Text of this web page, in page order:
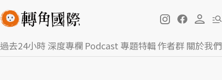
過去24小時深度專欄 Podcast 專題特輯作者群關於我們